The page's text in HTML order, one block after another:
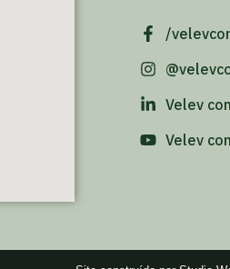
/
Velev
Velev